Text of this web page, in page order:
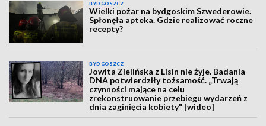
BYDGOSZCZ
Wielki pożar na bydgoskim Szwederowie.
Spłonęła apteka. Gdzie realizować roczne
recepty?
BYDGOSZCZ
Jowita Zielińska z Lisin nie żyje. Badania
DNA potwierdziły tożsamość. „Trwają
czynności mające na celu
zrekonstruowanie przebiegu wydarzeń z
dnia zaginięcia kobiety" [wideo]